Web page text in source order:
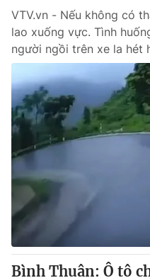
VTV.vn - Nếu không có
lao xuống vực. Tình
người ngồi trên xe la hét
Bình Thuận: Ô tô